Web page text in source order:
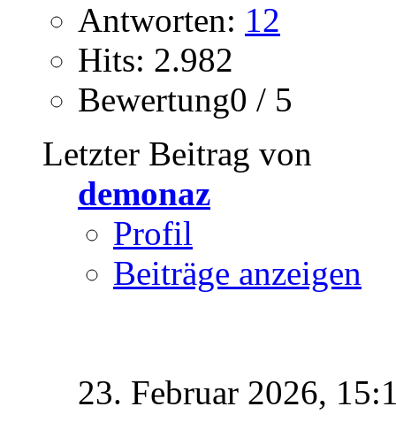
Antworten: 12
Hits: 2.982
Bewertung0 / 5
Letzter Beitrag von
demonaz
Profil
Beiträge anzeigen
23. Februar 2026,